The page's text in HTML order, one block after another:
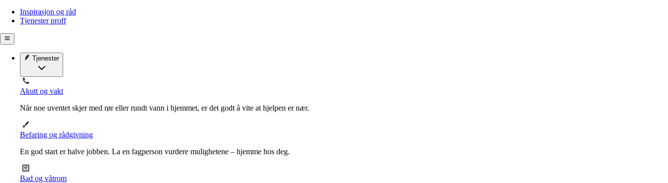
Inspirasjon og råd
Tjenester proff
Tjenester
Akutt og vakt
Når noe uventet skjer med rør eller rundt vann i hjemmet, er det godt å vite at hjelpen er nær.
Befaring og rådgivning
En god start er halve jobben. La en fagperson vurdere mulighetene – hjemme hos deg.
Bad og våtrom